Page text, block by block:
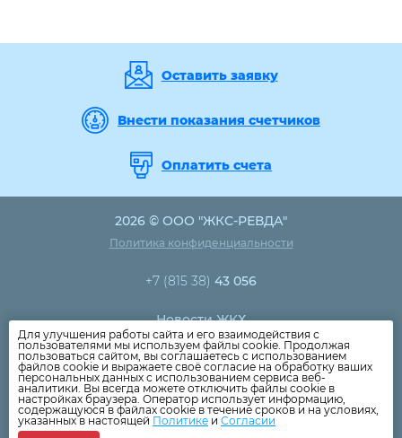
Оставить заявку
Внести показания счетчиков
Оплатить счета
2026 © ООО "ЖКС-РЕВДА"
Политика конфиденциальности
+7 (815 38) 43 056
Новости ЖКХ
Новости компании
Как оплатить
Дома
Раскрытие информации
Вопросы
Для улучшения работы сайта и его взаимодействия с
пользователями мы используем файлы cookie. Продолжая
пользоваться сайтом, вы соглашаетесь с использованием
файлов cookie и выражаете своё согласие на обработку ваших
персональных данных с использованием сервиса веб-
аналитики. Вы всегда можете отключить файлы cookie в
настройках браузера. Оператор использует информацию,
содержащуюся в файлах cookie в течение сроков и на условиях,
указанных в настоящей Политике и Согласии